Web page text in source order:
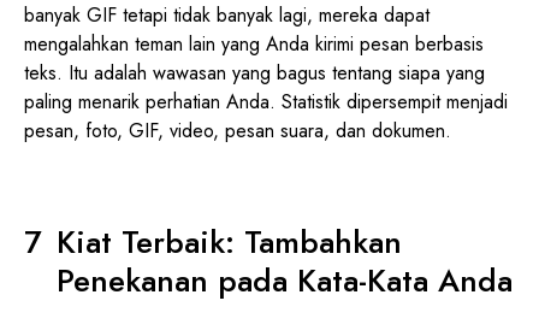
banyak GIF tetapi tidak banyak lagi, mereka dapat
mengalahkan teman lain yang Anda kirimi pesan berbasis
teks. Itu adalah wawasan yang bagus tentang siapa yang
paling menarik perhatian Anda. Statistik dipersempit menjadi
pesan, foto, GIF, video, pesan suara, dan dokumen.
Kiat Terbaik: Tambahkan
Penekanan pada Kata-Kata Anda